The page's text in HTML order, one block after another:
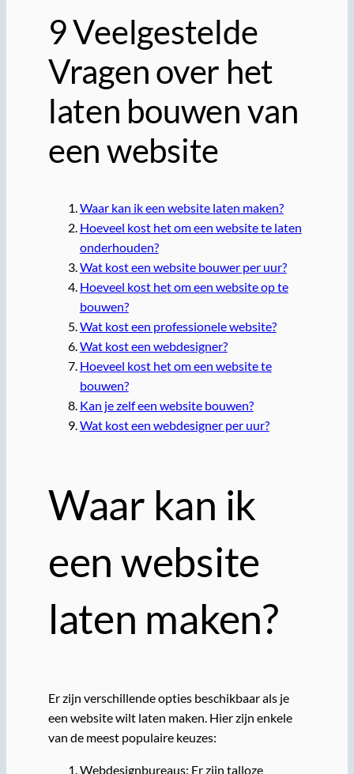
9 Veelgestelde
Vragen over het
laten bouwen van
een website
Waar kan ik een website laten maken?
Hoeveel kost het om een website te laten
onderhouden?
Wat kost een website bouwer per uur?
Hoeveel kost het om een website op te
bouwen?
Wat kost een professionele website?
Wat kost een webdesigner?
Hoeveel kost het om een website te
bouwen?
Kan je zelf een website bouwen?
Wat kost een webdesigner per uur?
Waar kan ik
een website
laten maken?
Er zijn verschillende opties beschikbaar als je
een website wilt laten maken. Hier zijn enkele
van de meest populaire keuzes:
Webdesignbureaus: Er zijn talloze